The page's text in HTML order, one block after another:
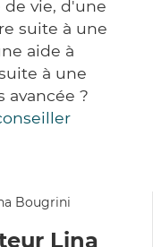
vie, d'une
suite à une
aide à
à une
?
Lina